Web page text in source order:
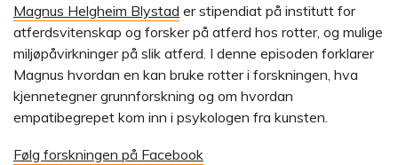
Magnus Helgheim Blystad er stipendiat på institutt for
atferdsvitenskap og forsker på atferd hos rotter, og mulige
miljøpåvirkninger på slik atferd. I denne episoden forklarer
Magnus hvordan en kan bruke rotter i forskningen, hva
kjennetegner grunnforskning og om hvordan
empatibegrepet kom inn i psykologen fra kunsten.
Følg forskningen på Facebook